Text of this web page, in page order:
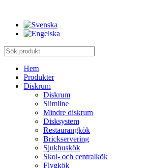
Hem
Produkter
Diskrum
Diskrum
Slimline
Mindre diskrum
Disksystem
Restaurangkök
Brickservering
Sjukhuskök
Skol- och centralkök
Flygkök